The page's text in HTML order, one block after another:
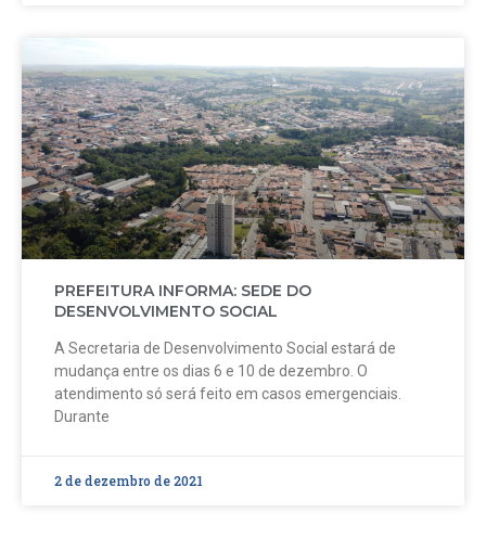
PREFEITURA INFORMA: SEDE DO
DESENVOLVIMENTO SOCIAL
A Secretaria de Desenvolvimento Social estará de
mudança entre os dias 6 e 10 de dezembro. O
atendimento só será feito em casos emergenciais.
Durante
2 de dezembro de 2021